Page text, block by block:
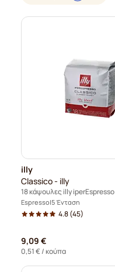
illy
Classico - illy
18 κάψουλες illy iperEspresso
Espresso 5 Ένταση
4.8(45)
9,09 €
0,51 €/ κούπα